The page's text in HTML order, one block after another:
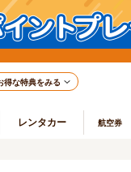
得な特典をみる
レンタカー 航空券